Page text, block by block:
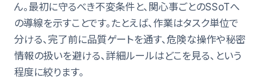
ん。最初に守るべき不変条件と、関心事ごとのSSoTへ
の導線を示すことです。たとえば、作業はタスク単位で
分ける、完了前に品質ゲートを通す、危険な操作や秘密
情報の扱いを避ける、詳細ルールはどこを見る、という
程度に絞ります。